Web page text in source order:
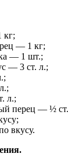
— 1 кг;
— 1 шт.;
— 3 ст. л.;
л.;
перец — ½
вкусу.